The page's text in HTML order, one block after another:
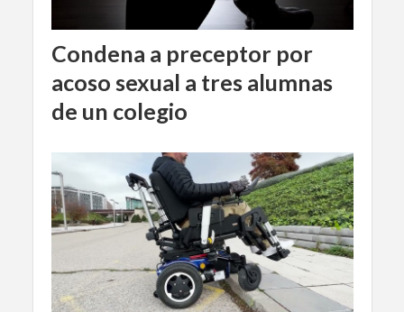
Condena a preceptor por
acoso sexual a tres alumnas
de un colegio